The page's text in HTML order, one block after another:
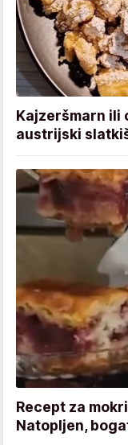
Kajzeršmarn ili
austrijski
Recept za
Natopljen,